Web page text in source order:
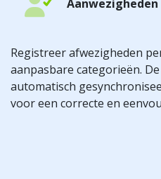
Aanwezigheden
Registreer afwezigheden
aanpasbare categorieën.
automatisch
voor een correcte en